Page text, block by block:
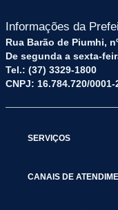
Informações da
Rua Barão de Piumhi,
De segunda a sexta-
Tel.: (37) 3329-1800
CNPJ: 16.784.720/0001-
SERVIÇOS
CANAIS DE